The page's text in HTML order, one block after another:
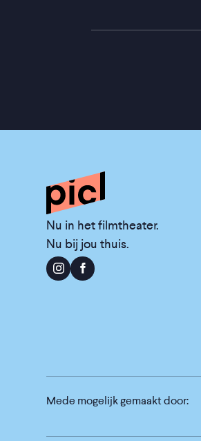
Nu in het filmtheater.
Nu bij jou thuis.
Mede mogelijk gemaakt door: